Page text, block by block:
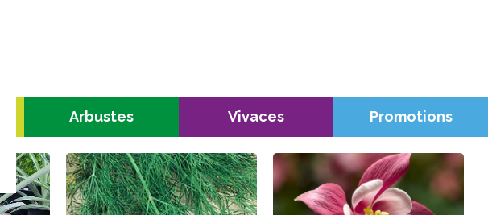
Arbustes Vivaces Promotions